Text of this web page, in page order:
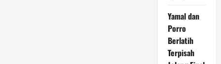
Yamal dan
Porro
Berlatih
Terpisah